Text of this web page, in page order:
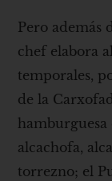
Pero además
chef elabora
temporales,
de la
alcachofa,
torrezno; el